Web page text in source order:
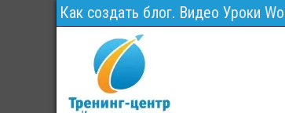
Как создать блог. Видео Уроки